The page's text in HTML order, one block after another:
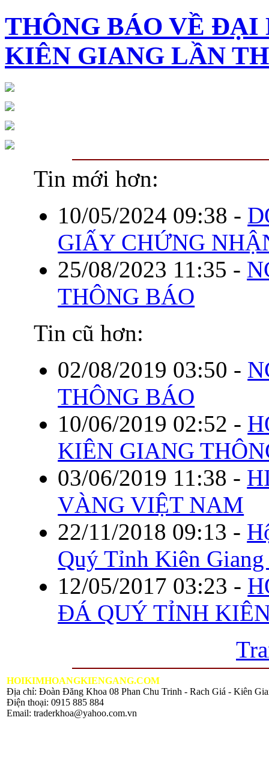
THÔNG BÁO VỀ
KIÊN GIANG LẦN
Tin mới hơn:
10/05/2024 09:38 -
GIẤY CHỨNG
25/08/2023 11:35 -
THÔNG BÁO
Tin cũ hơn:
02/08/2019 03:50 -
THÔNG BÁO
10/06/2019 02:52 -
KIÊN GIANG
03/06/2019 11:38 -
VÀNG VIỆT NAM
22/11/2018 09:13 -
Quý Tỉnh Kiên
12/05/2017 03:23 -
ĐÁ QUÝ TỈNH
HOIKIMHOANGKIENGANG.COM
Địa chỉ: Đoàn Đăng Khoa 08 Phan Chu Trinh - Rach Giá - Kiên
Điện thoại: 0915 885 884
Email: traderkhoa@yahoo.com.vn